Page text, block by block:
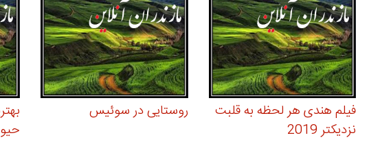
فیلم هندی هر لحظه به قلبت
نزدیکتر 2019
روستایی در سوئیس